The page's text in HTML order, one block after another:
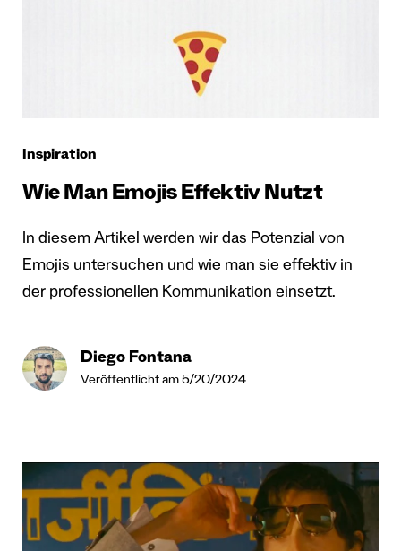
Inspiration
Wie Man Emojis Effektiv Nutzt
In diesem Artikel werden wir das Potenzial von
Emojis untersuchen und wie man sie effektiv in
der professionellen Kommunikation einsetzt.
Diego Fontana
Veröffentlicht am 5/20/2024